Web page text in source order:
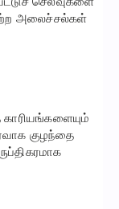
அலைச்சல்கள்
குழந்தை